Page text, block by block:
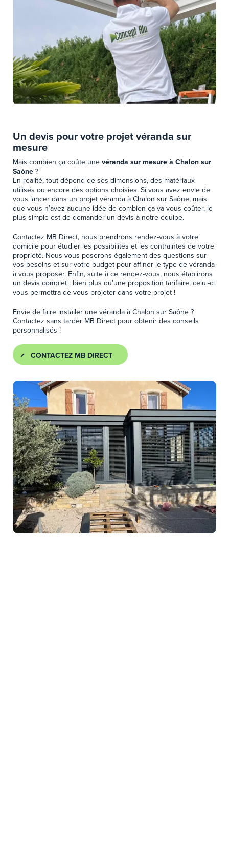
Un devis pour votre projet véranda sur
mesure
Mais combien ça coûte une véranda sur mesure à Chalon sur
Saône ?
En réalité, tout dépend de ses dimensions, des matériaux
utilisés ou encore des options choisies. Si vous avez envie de
vous lancer dans un projet véranda à Chalon sur Saône, mais
que vous n’avez aucune idée de combien ça va vous coûter, le
plus simple est de demander un devis à notre équipe.
Contactez MB Direct, nous prendrons rendez-vous à votre
domicile pour étudier les possibilités et les contraintes de votre
propriété. Nous vous poserons également des questions sur
vos besoins et sur votre budget pour affiner le type de véranda
à vous proposer. Enfin, suite à ce rendez-vous, nous établirons
un devis complet : bien plus qu’une proposition tarifaire, celui-ci
vous permettra de vous projeter dans votre projet !
Envie de faire installer une véranda à Chalon sur Saône ?
Contactez sans tarder MB Direct pour obtenir des conseils
personnalisés !
CONTACTEZ MB DIRECT